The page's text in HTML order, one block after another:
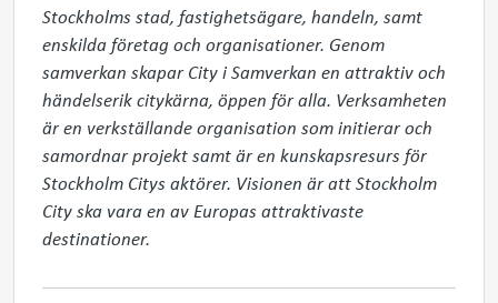
Stockholms stad, fastighetsägare, handeln, samt
enskilda företag och organisationer. Genom
samverkan skapar City i Samverkan en attraktiv och
händelserik citykärna, öppen för alla. Verksamheten
är en verkställande organisation som initierar och
samordnar projekt samt är en kunskapsresurs för
Stockholm Citys aktörer. Visionen är att Stockholm
City ska vara en av Europas attraktivaste
destinationer.